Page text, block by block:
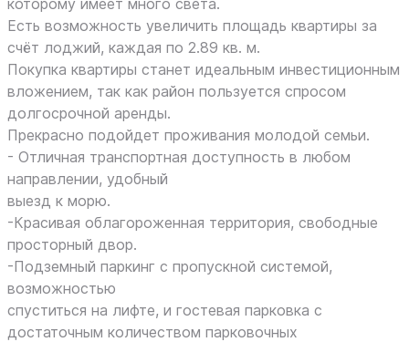
которому имеет много света.
Есть возможность увеличить площадь квартиры за
счёт лоджий, каждая по 2.89 кв. м.
Покупка квартиры станет идеальным инвестиционным
вложением, так как район пользуется спросом
долгосрочной аренды.
Прекрасно подойдет проживания молодой семьи.
- Отличная транспортная доступность в любом
направлении, удобный
выезд к морю.
-Красивая облагороженная территория, свободные
просторный двор.
-Подземный паркинг с пропускной системой,
возможностью
спуститься на лифте, и гостевая парковка с
достаточным количеством парковочных